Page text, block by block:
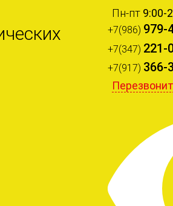
Пн-пт 9:00-
+7(986) 979-
+7(347) 221-
+7(917) 366-